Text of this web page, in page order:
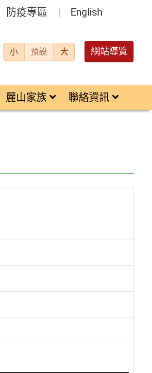
防疫專區 English
小 預設 大 網站導覽
麗山家族 聯絡資訊